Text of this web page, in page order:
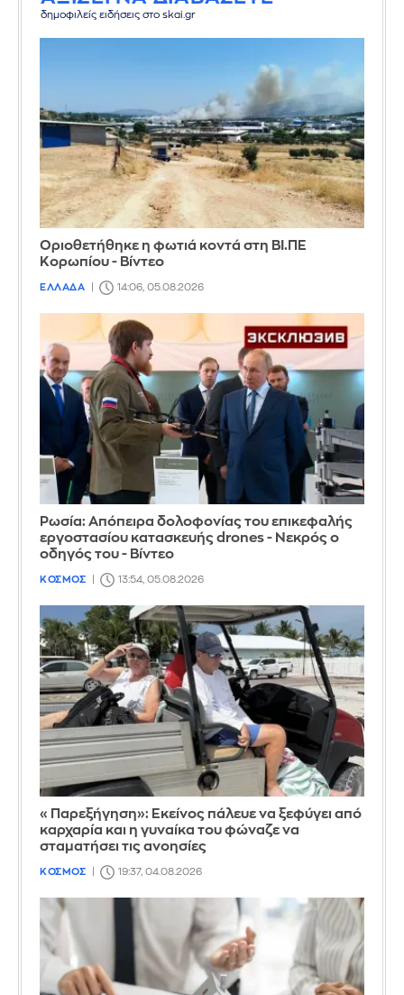
δημοφιλείς ειδήσεις στο skai.gr
Οριοθετήθηκε η φωτιά κοντά στη ΒΙ.ΠΕ
Κορωπίου - Βίντεο
ΕΛΛΑΔΑ 14:06, 05.08.2026
Ρωσία: Απόπειρα δολοφονίας του επικεφαλής
εργοστασίου κατασκευής drones - Νεκρός ο
οδηγός του - Βίντεο
ΚΟΣΜΟΣ 13:54, 05.08.2026
«Παρεξήγηση»: Εκείνος πάλευε να ξεφύγει από
καρχαρία και η γυναίκα του φώναζε να
σταματήσει τις ανοησίες
ΚΟΣΜΟΣ 19:37, 04.08.2026